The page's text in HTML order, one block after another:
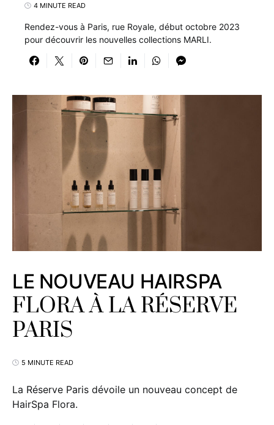
4 MINUTE READ
Rendez-vous à Paris, rue Royale, début octobre 2023
pour découvrir les nouvelles collections MARLI.
LE NOUVEAU HAIRSPA
FLORA À LA RÉSERVE
PARIS
5 MINUTE READ
La Réserve Paris dévoile un nouveau concept de
HairSpa Flora.